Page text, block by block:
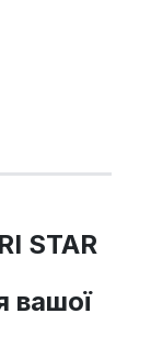
STAR
вашої